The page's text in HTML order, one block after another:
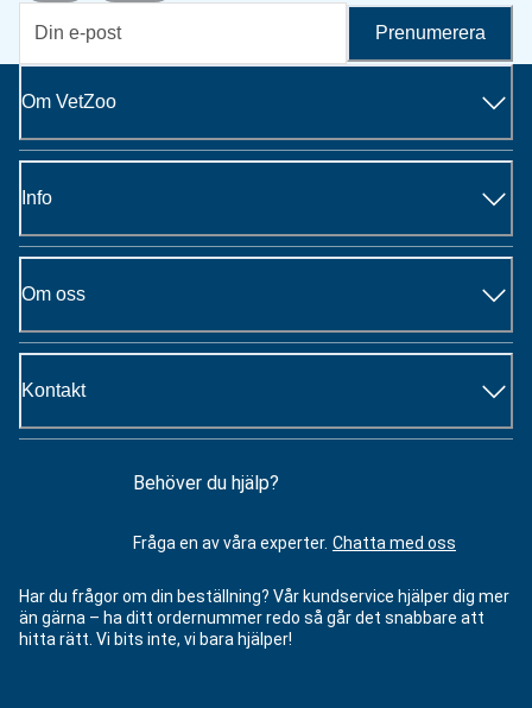
Prenumerera
Om VetZoo
Info
Om oss
Kontakt
Behöver du hjälp?
Fråga en av våra experter. Chatta med oss
Har du frågor om din beställning? Vår kundservice hjälper dig mer
än gärna – ha ditt ordernummer redo så går det snabbare att
hitta rätt. Vi bits inte, vi bara hjälper!